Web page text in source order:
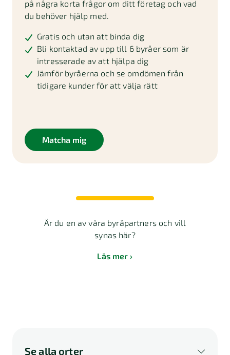
på några korta frågor om ditt företag och vad
du behöver hjälp med.
Gratis och utan att binda dig
Bli kontaktad av upp till 6 byråer som är
intresserade av att hjälpa dig
Jämför byråerna och se omdömen från
tidigare kunder för att välja rätt
Matcha mig
Är du en av våra byråpartners och vill
synas här?
Läs mer
Se alla orter